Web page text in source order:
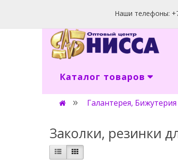
Наши телефоны:
Каталог товаров
Галантерея, Бижутерия
Заколки, резинки